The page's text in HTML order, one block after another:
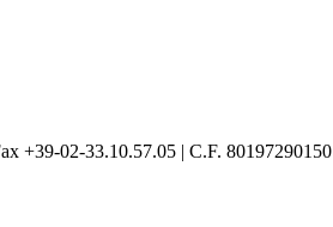
+39-02-33.10.57.05 | C.F. 80197290150